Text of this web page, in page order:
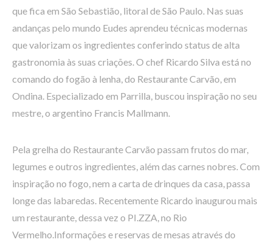
que fica em São Sebastião, litoral de São Paulo. Nas suas
andanças pelo mundo Eudes aprendeu técnicas modernas
que valorizam os ingredientes conferindo status de alta
gastronomia às suas criações. O chef Ricardo Silva está no
comando do fogão à lenha, do Restaurante Carvão, em
Ondina. Especializado em Parrilla, buscou inspiração no seu
mestre, o argentino Francis Mallmann.
Pela grelha do Restaurante Carvão passam frutos do mar,
legumes e outros ingredientes, além das carnes nobres. Com
inspiração no fogo, nem a carta de drinques da casa, passa
longe das labaredas. Recentemente Ricardo inaugurou mais
um restaurante, dessa vez o PI.ZZA, no Rio
Vermelho.Informações e reservas de mesas através do